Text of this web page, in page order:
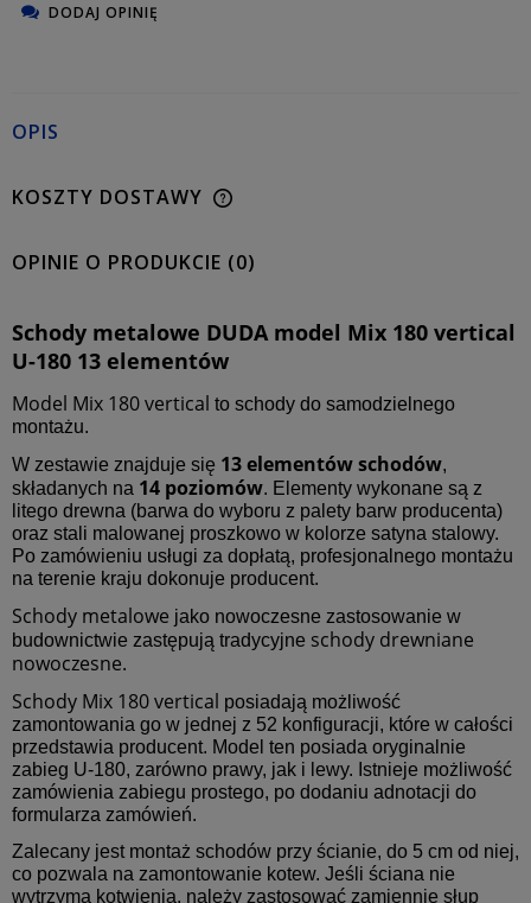
DODAJ OPINIĘ
OPIS
KOSZTY DOSTAWY
OPINIE O PRODUKCIE (0)
Schody metalowe DUDA model Mix 180 vertical
U-180 13 elementów
Model Mix 180 vertical to schody do samodzielnego
montażu.
W zestawie znajduje się 13 elementów schodów,
składanych na 14 poziomów. Elementy wykonane są z
litego drewna (barwa do wyboru z palety barw producenta)
oraz stali malowanej proszkowo w kolorze satyna stalowy.
Po zamówieniu usługi za dopłatą, profesjonalnego montażu
na terenie kraju dokonuje producent.
Schody metalowe jako nowoczesne zastosowanie w
budownictwie zastępują tradycyjne schody drewniane
nowoczesne.
Schody Mix 180 vertical posiadają możliwość
zamontowania go w jednej z 52 konfiguracji, które w całości
przedstawia producent. Model ten posiada oryginalnie
zabieg U-180, zarówno prawy, jak i lewy. Istnieje możliwość
zamówienia zabiegu prostego, po dodaniu adnotacji do
formularza zamówień.
Zalecany jest montaż schodów przy ścianie, do 5 cm od niej,
co pozwala na zamontowanie kotew. Jeśli ściana nie
wytrzyma kotwienia, należy zastosować zamiennie słup